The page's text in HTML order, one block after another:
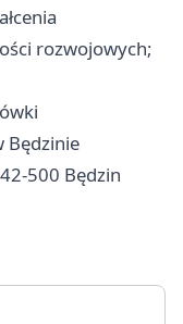
rozwojowych;
Będzinie
500 Będzin